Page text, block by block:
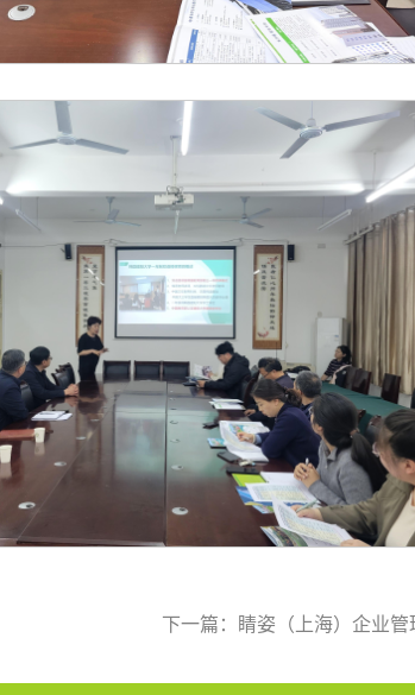
下一篇：睛姿（上海）企业